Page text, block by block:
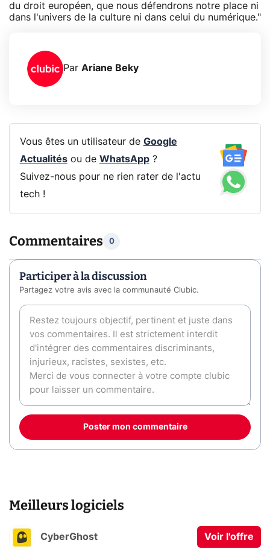
du droit européen, que nous défendrons notre place ni
dans l'univers de la culture ni dans celui du numérique."
Par Ariane Beky
Vous êtes un utilisateur de Google
Actualitésou de WhatsApp?
Suivez-nous pour ne rien rater de l'actu
tech !
Commentaires 0
Participer à la discussion
Partagez votre avis avec la communauté Clubic.
Poster mon commentaire
Meilleurs logiciels
CyberGhost Voir l'offre